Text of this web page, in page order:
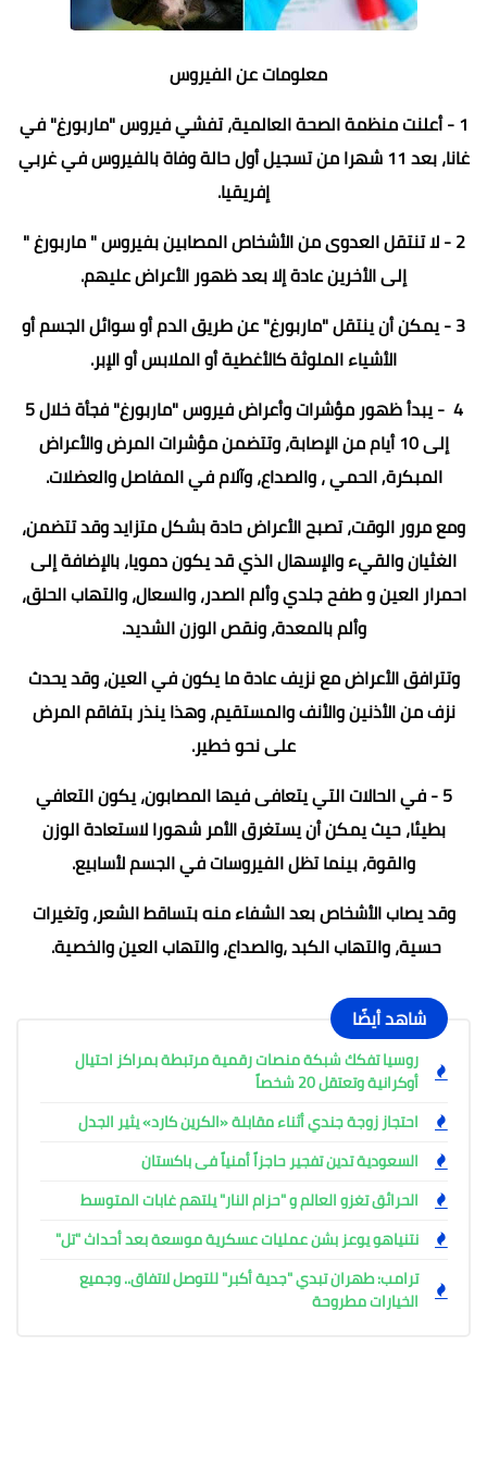
معلومات عن الفيروس
1 - أعلنت منظمة الصحة العالمية، تفشي فيروس "ماربورغ" في
غانا، بعد 11 شهرا من تسجيل أول حالة وفاة بالفيروس في غربي
إفريقيا.
2 - لا تنتقل العدوى من الأشخاص المصابين بفيروس " ماربورغ "
إلى الأخرين عادة إلا بعد ظهور الأعراض عليهم.
3 - يمكن أن ينتقل "ماربورغ" عن طريق الدم أو سوائل الجسم أو
الأشياء الملوثة كالأغطية أو الملابس أو الإبر.
4 - يبدأ ظهور مؤشرات وأعراض فيروس "ماربورغ" فجأة خلال 5
إلى 10 أيام من الإصابة، وتتضمن مؤشرات المرض والأعراض
المبكرة, الحمي ، والصداع، وآلام في المفاصل والعضلات.
ومع مرور الوقت، تصبح الأعراض حادة بشكل متزايد وقد تتضمن،
الغثيان والقيء والإسهال الذي قد يكون دمويا، بالإضافة إلى
احمرار العين و طفح جلدي وألم الصدر، والسعال، والتهاب الحلق،
وألم بالمعدة، ونقص الوزن الشديد.
وتترافق الأعراض مع نزيف عادة ما يكون في العين، وقد يحدث
نزف من الأذنين والأنف والمستقيم، وهذا ينذر بتفاقم المرض
على نحو خطير.
5 - في الحالات التي يتعافى فيها المصابون، يكون التعافي
بطيئا، حيث يمكن أن يستغرق الأمر شهورا لاستعادة الوزن
والقوة، بينما تظل الفيروسات في الجسم لأسابيع.
وقد يصاب الأشخاص بعد الشفاء منه بتساقط الشعر، وتغيرات
حسية، والتهاب الكبد ،والصداع، والتهاب العين والخصية.
شاهد أيضًا
روسيا تفكك شبكة منصات رقمية مرتبطة بمراكز احتيال
أوكرانية وتعتقل 20 شخصاً
احتجاز زوجة جندي أثناء مقابلة «الكرين كارد» يثير الجدل
السعودية تدين تفجير حاجزاً أمنياً فى باكستان
الحرائق تغزو العالم و "حزام النار" يلتهم غابات المتوسط
نتنياهو يوعز بشن عمليات عسكرية موسعة بعد أحداث "تل"
ترامب: طهران تبدي "جدية أكبر" للتوصل لاتفاق.. وجميع
الخيارات مطروحة